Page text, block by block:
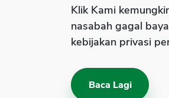
Klik Kami
nasabah gagal
kebijakan privasi
Baca Lagi